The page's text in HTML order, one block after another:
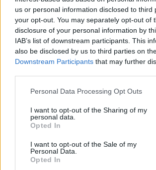
us or personal information disclosed to third
your opt-out. You may separately opt-out of
disclosure of your personal information by
IAB’s list of downstream participants. This
also be disclosed by us to third parties on
Downstream Participants that may further
Please note that this website/app uses one
not limited to your visit or usage behaviour.
grant or deny consent to Google and its
use your data for below specified purposes
consent section.
Personal Data Processing Opt Outs
I want to opt-out of the Sharing of my
personal data.
Opted In
I want to opt-out of the Sale of my
Personal Data.
Opted In
Continue lendo